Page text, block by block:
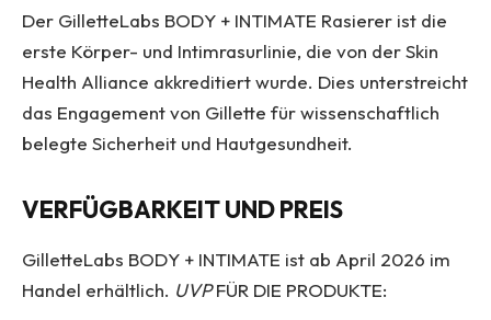
Der GilletteLabs BODY + INTIMATE Rasierer ist die
erste Körper- und Intimrasurlinie, die von der Skin
Health Alliance akkreditiert wurde. Dies unterstreicht
das Engagement von Gillette für wissenschaftlich
belegte Sicherheit und Hautgesundheit.
VERFÜGBARKEIT UND PREIS
GilletteLabs BODY + INTIMATE ist ab April 2026 im
Handel erhältlich. UVPFÜR DIE PRODUKTE: